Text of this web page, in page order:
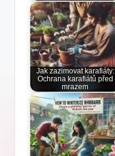
Jak zazimovat karafiáty:
Ochrana karafiátů před
mrazem